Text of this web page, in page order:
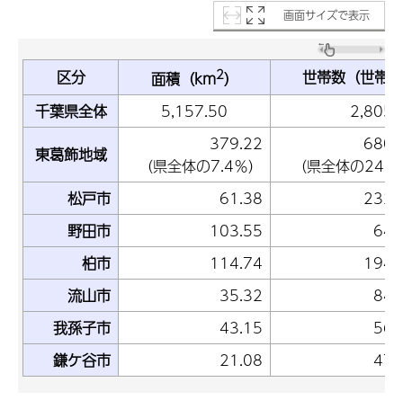
画面サイズで表示
区分 面積（km2）
世帯数（世帯）
千葉県全体
5,157.50
東葛飾地域
379.22
（県全体の7.4％）
（県全体の24.3
松戸市
61.38
野田市
103.55
柏市
114.74
流山市
35.32
我孫子市
43.15
鎌ケ谷市
21.08